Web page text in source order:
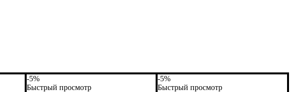
-5%
Быстрый просмотр
-5%
Быстрый просмотр